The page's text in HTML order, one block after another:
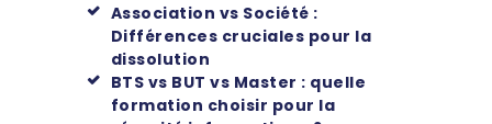
Association vs Société :
Différences cruciales pour la
dissolution
BTS vs BUT vs Master : quelle
formation choisir pour la